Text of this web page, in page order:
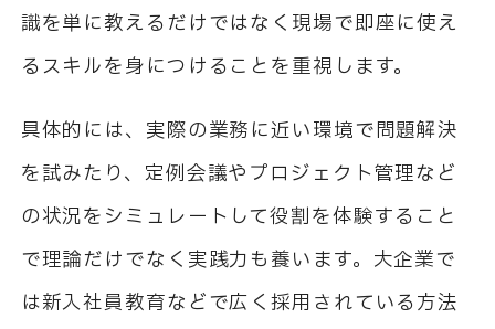
識を単に教えるだけではなく現場で即座に使え
るスキルを身につけることを重視します。
具体的には、実際の業務に近い環境で問題解決
を試みたり、定例会議やプロジェクト管理など
の状況をシミュレートして役割を体験すること
で理論だけでなく実践力も養います。大企業で
は新入社員教育などで広く採用されている方法